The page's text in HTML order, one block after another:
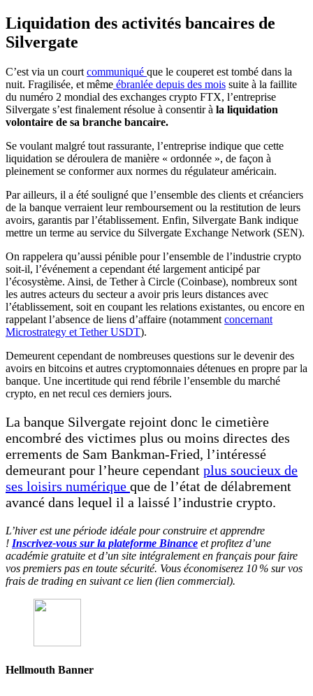
Liquidation des activités bancaires de
Silvergate
C’est via un court communiqué que le couperet est tombé dans la
nuit. Fragilisée, et même ébranlée depuis des mois suite à la faillite
du numéro 2 mondial des exchanges crypto FTX, l’entreprise
Silvergate s’est finalement résolue à consentir à la liquidation
volontaire de sa branche bancaire.
Se voulant malgré tout rassurante, l’entreprise indique que cette
liquidation se déroulera de manière « ordonnée », de façon à
pleinement se conformer aux normes du régulateur américain.
Par ailleurs, il a été souligné que l’ensemble des clients et créanciers
de la banque verraient leur remboursement ou la restitution de leurs
avoirs, garantis par l’établissement. Enfin, Silvergate Bank indique
mettre un terme au service du Silvergate Exchange Network (SEN).
On rappelera qu’aussi pénible pour l’ensemble de l’industrie crypto
soit-il, l’événement a cependant été largement anticipé par
l’écosystème. Ainsi, de Tether à Circle (Coinbase), nombreux sont
les autres acteurs du secteur a avoir pris leurs distances avec
l’établissement, soit en coupant les relations existantes, ou encore en
rappelant l’absence de liens d’affaire (notamment concernant
Microstrategy et Tether USDT).
Demeurent cependant de nombreuses questions sur le devenir des
avoirs en bitcoins et autres cryptomonnaies détenues en propre par la
banque. Une incertitude qui rend fébrile l’ensemble du marché
crypto, en net recul ces derniers jours.
La banque Silvergate rejoint donc le cimetière
encombré des victimes plus ou moins directes des
errements de Sam Bankman-Fried, l’intéressé
demeurant pour l’heure cependant plus soucieux de
ses loisirs numérique que de l’état de délabrement
avancé dans lequel il a laissé l’industrie crypto.
L’hiver est une période idéale pour construire et apprendre
! Inscrivez-vous sur la plateforme Binance et profitez d’une
académie gratuite et d’un site intégralement en français pour faire
vos premiers pas en toute sécurité. Vous économiserez 10 % sur vos
frais de trading en suivant ce lien (lien commercial).
Hellmouth Banner